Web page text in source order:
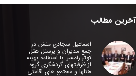
آخرین مطالب
اسماعیل سجادی منش در
جمع مدیران و پرسنل هتل
کوثر رامسر: با استفاده بهینه
از ظرفیتهای گردشگری گروه
هتلها و مجتمع های اقامتی